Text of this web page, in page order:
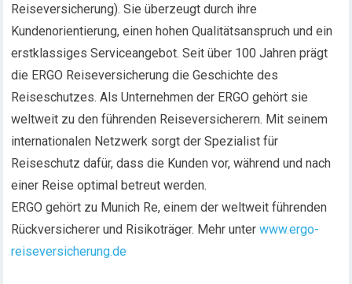
Reiseversicherung). Sie überzeugt durch ihre
Kundenorientierung, einen hohen Qualitätsanspruch und ein
erstklassiges Serviceangebot. Seit über 100 Jahren prägt
die ERGO Reiseversicherung die Geschichte des
Reiseschutzes. Als Unternehmen der ERGO gehört sie
weltweit zu den führenden Reiseversicherern. Mit seinem
internationalen Netzwerk sorgt der Spezialist für
Reiseschutz dafür, dass die Kunden vor, während und nach
einer Reise optimal betreut werden.
ERGO gehört zu Munich Re, einem der weltweit führenden
Rückversicherer und Risikoträger. Mehr unterwww.ergo-
reiseversicherung.de